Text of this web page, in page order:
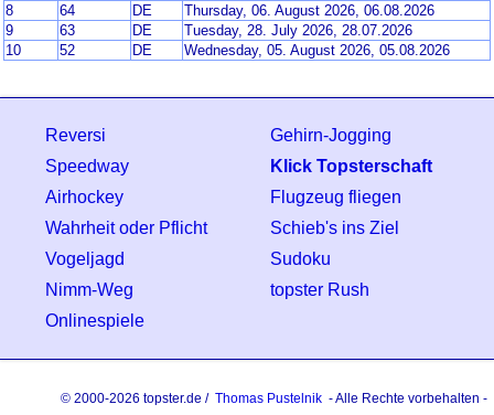
8
64 DE
Thursday, 06. August 2026, 06.08.2026
9
63 DE
Tuesday, 28. July 2026, 28.07.2026
10
52 DE Wednesday, 05. August 2026, 05.08.2026
Reversi
Gehirn-Jogging
Speedway
Klick Topsterschaft
Airhockey
Flugzeug fliegen
Wahrheit oder Pflicht
Schieb's ins Ziel
Vogeljagd
Sudoku
Nimm-Weg
topster Rush
Onlinespiele
© 2000-2026 topster.de / Thomas Pustelnik - Alle Rechte vorbehalten -